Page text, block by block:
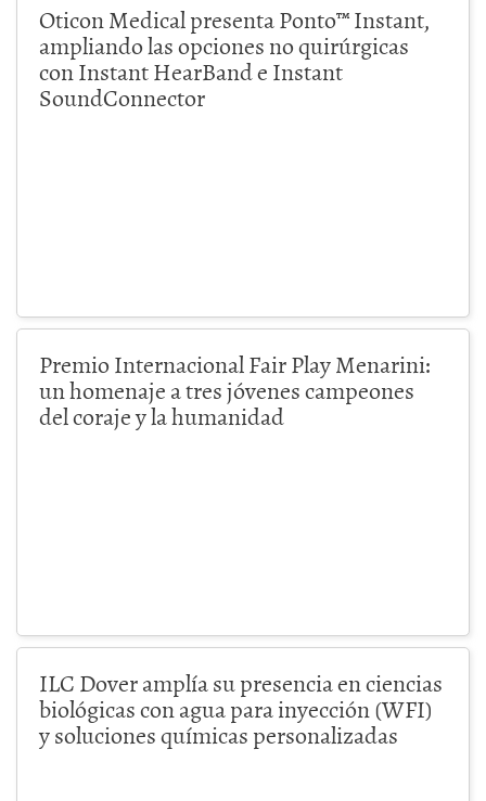
Oticon Medical presenta Ponto™ Instant,
ampliando las opciones no quirúrgicas
con Instant HearBand e Instant
SoundConnector
Premio Internacional Fair Play Menarini:
un homenaje a tres jóvenes campeones
del coraje y la humanidad
ILC Dover amplía su presencia en ciencias
biológicas con agua para inyección (WFI)
y soluciones químicas personalizadas